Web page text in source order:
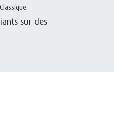
sur des